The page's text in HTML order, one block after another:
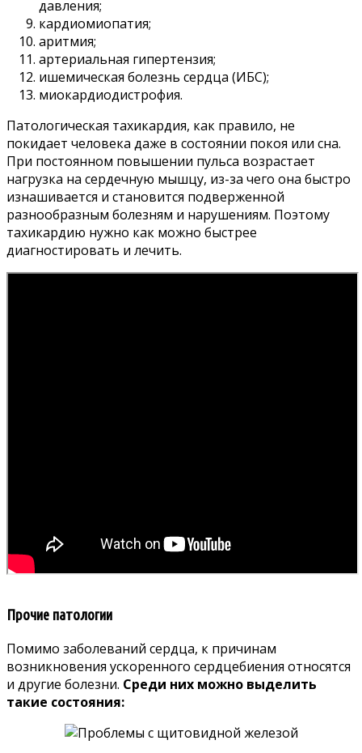
давления;
кардиомиопатия;
аритмия;
артериальная гипертензия;
ишемическая болезнь сердца (ИБС);
миокардиодистрофия.
Патологическая тахикардия, как правило, не
покидает человека даже в состоянии покоя или сна.
При постоянном повышении пульса возрастает
нагрузка на сердечную мышцу, из-за чего она быстро
изнашивается и становится подверженной
разнообразным болезням и нарушениям. Поэтому
тахикардию нужно как можно быстрее
диагностировать и лечить.
Прочие патологии
Помимо заболеваний сердца, к причинам
возникновения ускоренного сердцебиения относятся
и другие болезни. Среди них можно выделить
такие состояния: